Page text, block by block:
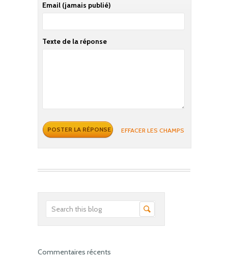
Email (jamais publié)
Texte de la réponse
EFFACER LES CHAMPS
Commentaires récents